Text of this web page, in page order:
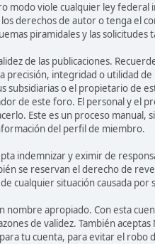
viole cualquier ley federal
derechos de autor o tenga el
piramidales y las
de las publicaciones.
integridad o utilidad
subsidiarias o el propietario de
de este foro. El personal y el
Este es un proceso manual,
del perfil de miembro.
indemnizar y eximir de
se reservan el derecho de
cualquier situación causada por
apropiado. Con esta
de validez. También
tu cuenta, para evitar el robo